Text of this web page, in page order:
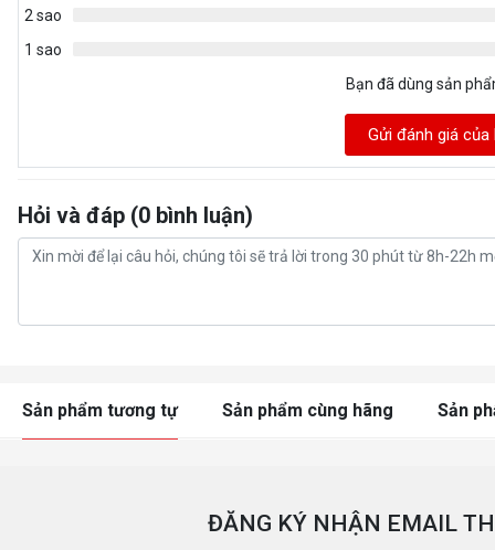
2 sao
1 sao
Bạn đã dùng sản
Gửi đánh giá của
Hỏi và đáp (0 bình luận)
Sản phẩm tương tự Sản phẩm cùng hãng Sản
ĐĂNG KÝ NHẬN EMAIL